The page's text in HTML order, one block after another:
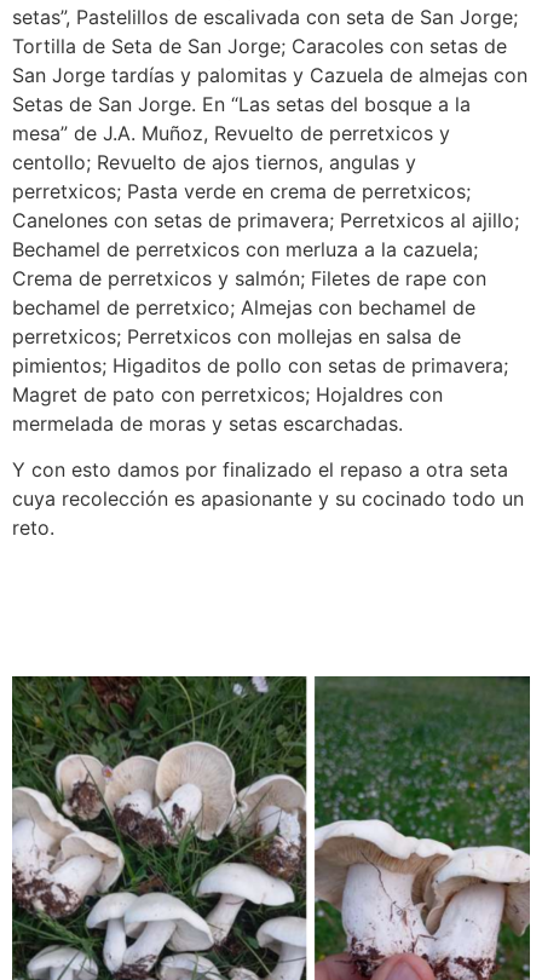
setas”, Pastelillos de escalivada con seta de San Jorge;
Tortilla de Seta de San Jorge; Caracoles con setas de
San Jorge tardías y palomitas y Cazuela de almejas con
Setas de San Jorge. En “Las setas del bosque a la
mesa” de J.A. Muñoz, Revuelto de perretxicos y
centollo; Revuelto de ajos tiernos, angulas y
perretxicos; Pasta verde en crema de perretxicos;
Canelones con setas de primavera; Perretxicos al ajillo;
Bechamel de perretxicos con merluza a la cazuela;
Crema de perretxicos y salmón; Filetes de rape con
bechamel de perretxico; Almejas con bechamel de
perretxicos; Perretxicos con mollejas en salsa de
pimientos; Higaditos de pollo con setas de primavera;
Magret de pato con perretxicos; Hojaldres con
mermelada de moras y setas escarchadas.
Y con esto damos por finalizado el repaso a otra seta
cuya recolección es apasionante y su cocinado todo un
reto.